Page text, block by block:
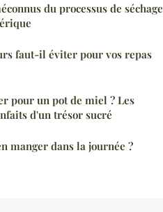
du processus de séchage
faut-il éviter pour vos repas
pour un pot de miel ? Les
d'un trésor sucré
manger dans la journée ?